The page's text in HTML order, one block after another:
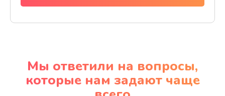
Заказать
Мы ответили на вопросы,
которые нам задают чаще